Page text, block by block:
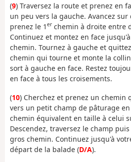
(9) Traversez la route et prenez en
un peu vers la gauche. Avancez
prenez le 1 er chemin à droite entre
Continuez et montez en face
chemin. Tournez à gauche et
chemin qui tourne et monte la
sort à gauche en face. Restez
en face à tous les croisements.
(10) Cherchez et prenez un chemin
vers un petit champ de pâturage
chemin équivalent en taille à celui
Descendez, traversez le champ
gros chemin. Continuez jusqu'à
départ de la balade (D/A).